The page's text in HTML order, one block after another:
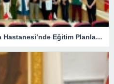
Kırklareli Eğitim ve Araştırma Hastanesi’nde Eğitim Planlaması Masaya Yatırıldı